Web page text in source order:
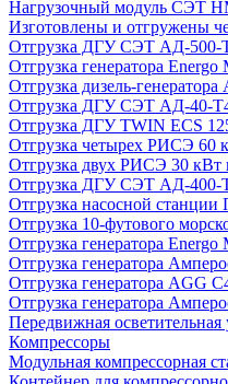
Нагрузочный модуль СЭТ
Изготовлены и отгружены
Отгрузка ДГУ СЭТ АД-500-
Отгрузка генератора
Отгрузка дизель-
Отгрузка ДГУ СЭТ АД-40-
Отгрузка ДГУ TWIN ECS
Отгрузка четырех РИСЭ 60
Отгрузка двух РИСЭ 30 кВт
Отгрузка ДГУ СЭТ АД-400-
Отгрузка насосной
Отгрузка 10-футового
Отгрузка генератора
Отгрузка генератора
Отгрузка генератора AGG
Отгрузка генератора
Передвижная
Компрессоры
Модульная компрессорная